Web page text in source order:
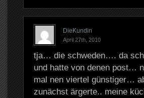
DieKundin
April 27th, 2010
tja… die schweden…. da
und hatte von denen post…
mal nen viertel günstiger…
zunächst ärgerte.. meine